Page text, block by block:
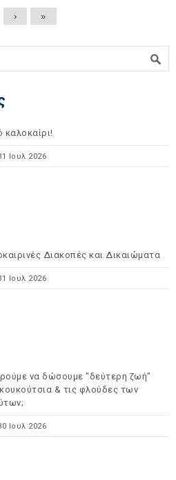
› »
καλοκαίρι!
Ιουλ 2026
Διακοπές και Δικαιώματα
Ιουλ 2026
να δώσουμε "δεύτερη ζωή"
& τις φλούδες των
Ιουλ 2026